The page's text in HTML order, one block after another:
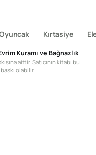
Kırtasiye
Kuramı ve Bağnazlık
aittir. Satıcının kitabı bu
olabilir.